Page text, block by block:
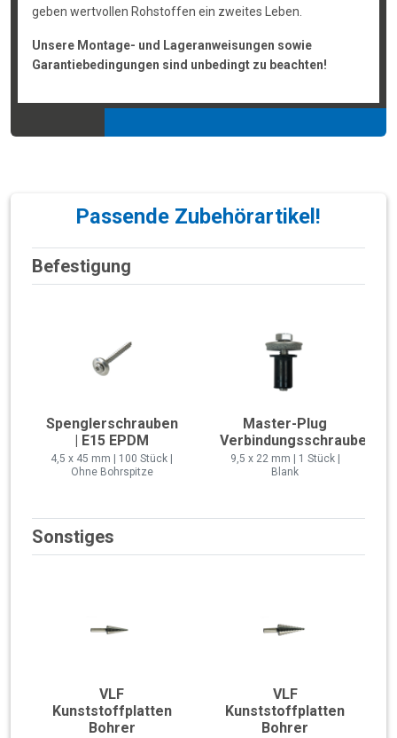
geben wertvollen Rohstoffen ein zweites Leben.
Unsere Montage- und Lageranweisungen sowie
Garantiebedingungen sind unbedingt zu beachten!
Passende Zubehörartikel!
Befestigung
Spenglerschrauben
| E15 EPDM
4,5 x 45 mm | 100 Stück |
Ohne Bohrspitze
Master-Plug
Verbindungsschraube
9,5 x 22 mm | 1 Stück |
Blank
Sonstiges
VLF
Kunststoffplatten
Bohrer
VLF
Kunststoffplatten
Bohrer